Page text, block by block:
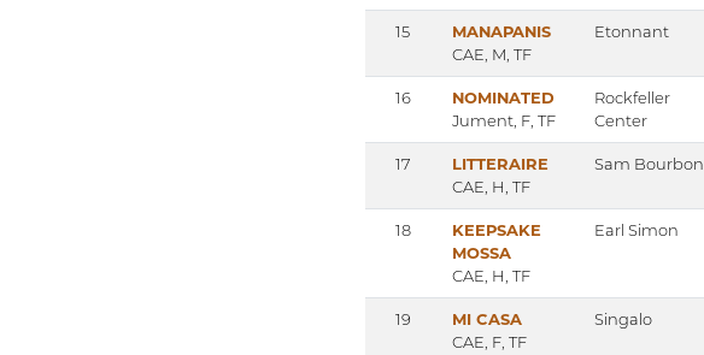
15
MANAPANIS
CAE, M, TF
Etonnant
16
NOMINATED
Jument, F, TF
Rockfeller
Center
17
LITTERAIRE
CAE, H, TF
Sam Bourbon
18
KEEPSAKE
MOSSA
CAE, H, TF
Earl Simon
19
MI CASA
CAE, F, TF
Singalo